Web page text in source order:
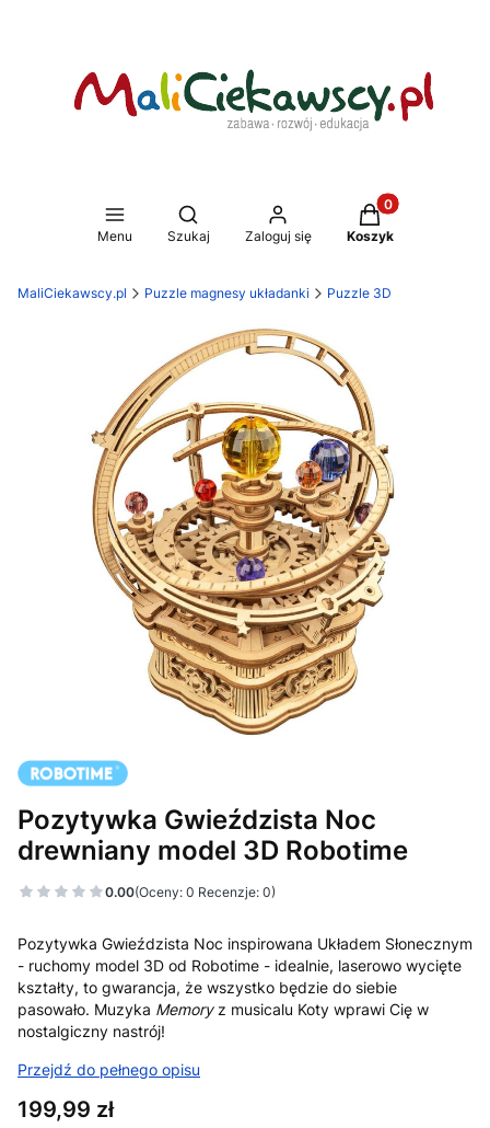
Menu
Otwórz wyszukiwarkę
Szukaj Zaloguj się
Produkty w
Koszyk
MaliCiekawscy.pl Puzzle magnesy układanki Puzzle 3D
Pozytywka Gwieździsta Noc
drewniany model 3D Robotime
0.00(Oceny: 0 Recenzje: 0)
Pozytywka Gwieździsta Noc inspirowana Układem Słonecznym
- ruchomy model 3D od Robotime - idealnie, laserowo wycięte
kształty, to gwarancja, że wszystko będzie do siebie
pasowało. Muzyka Memoryz musicalu Koty wprawi Cię w
nostalgiczny nastrój!
Przejdź do pełnego opisu
Cena
199,99 zł